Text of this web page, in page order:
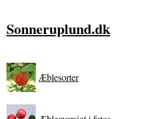
Sonneruplund.dk
Æblesorter